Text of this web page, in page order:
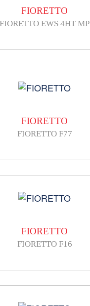
FIORETTO
FIORETTO EWS 4HT MP
FIORETTO
FIORETTO F77
FIORETTO
FIORETTO F16